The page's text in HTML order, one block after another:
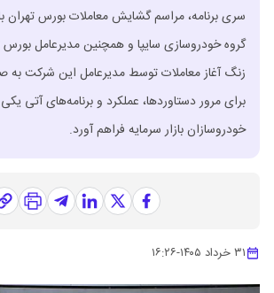
سری برنامه، مراسم گشایش معاملات بورس تهران
گروه خودروسازی سایپا و همچنین مدیرعامل بورس
زنگ آغاز معاملات توسط مدیرعامل این شرکت به
برای مرور دستاوردها، عملکرد و برنامه‌های آتی یکی
خودروسازان بازار سرمایه فراهم آورد.
۳۱ خرداد ۱۴۰۵ -۱۶:۲۶